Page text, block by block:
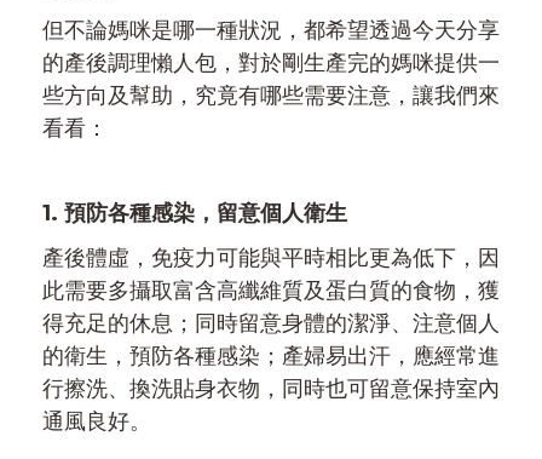
但不論媽咪是哪一種狀況，都希望透過今天分享
的產後調理懶人包，對於剛生產完的媽咪提供一
些方向及幫助，究竟有哪些需要注意，讓我們來
看看：
1. 預防各種感染，留意個人衛生
產後體虛，免疫力可能與平時相比更為低下，因
此需要多攝取富含高纖維質及蛋白質的食物，獲
得充足的休息；同時留意身體的潔淨、注意個人
的衛生，預防各種感染；產婦易出汗，應經常進
行擦洗、換洗貼身衣物，同時也可留意保持室內
通風良好。